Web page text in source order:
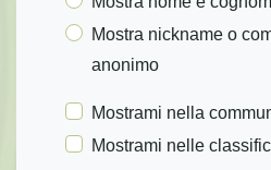
Mostra nickname o
anonimo
Mostrami nella
Mostrami nelle